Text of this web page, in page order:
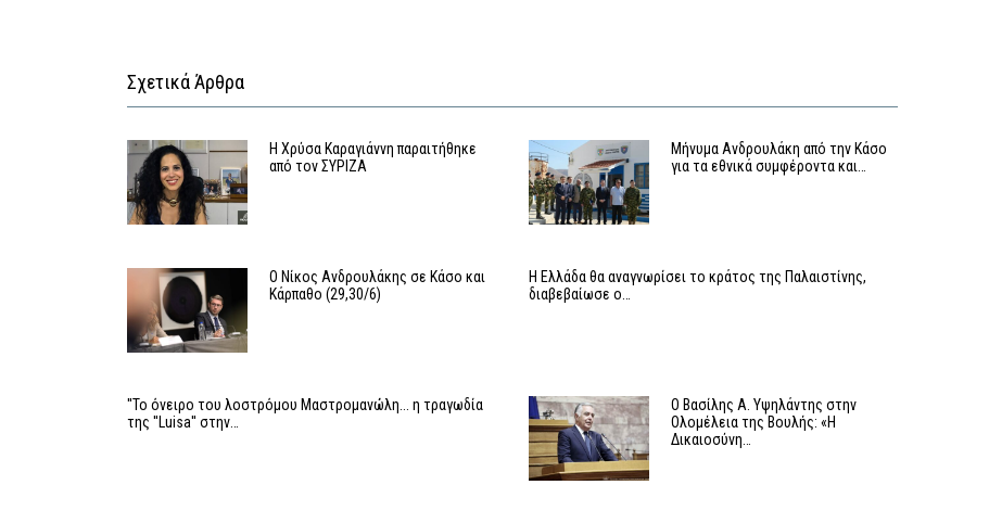
Σχετικά Άρθρα
Η Χρύσα Καραγιάννη παραιτήθηκε
από τον ΣΥΡΙΖΑ
Μήνυμα Ανδρουλάκη από την Κάσο
για τα εθνικά συμφέροντα και…
Ο Νίκος Ανδρουλάκης σε Κάσο και
Κάρπαθο (29,30/6)
Η Ελλάδα θα αναγνωρίσει το κράτος της Παλαιστίνης,
διαβεβαίωσε ο…
''Το όνειρο του λοστρόμου Μαστρομανώλη... η τραγωδία
της ''Luisa'' στην…
Ο Βασίλης Α. Υψηλάντης στην
Ολομέλεια της Βουλής: «Η
Δικαιοσύνη…